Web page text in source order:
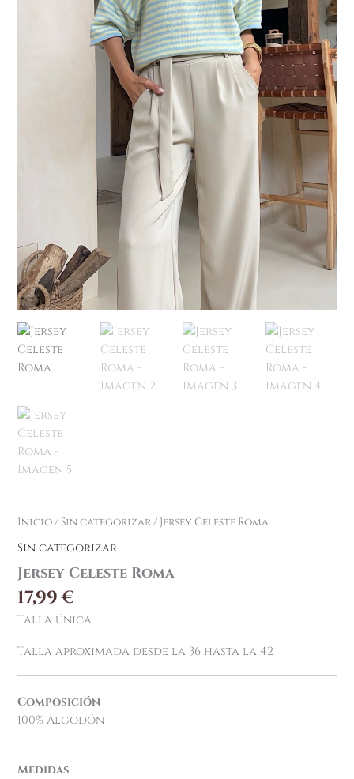
Inicio/Sin categorizar/ Jersey Celeste Roma
Sin categorizar
Jersey Celeste Roma
17,99€
Talla única
Talla aproximada desde la 36 hasta la 42
Composición
100% Algodón
Medidas